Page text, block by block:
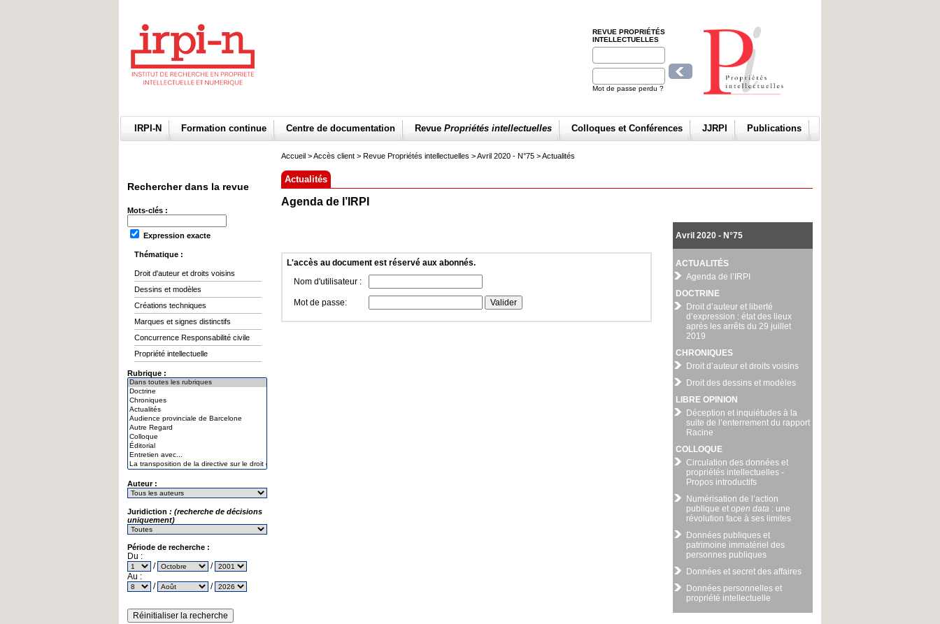
REVUE PROPRIÉTÉS
INTELLECTUELLES
Mot de passe perdu ?
IRPI-N Formation continue Centre de documentation Revue Propriétés intellectuelles Colloques et Conférences JJRPI Publications
Rechercher dans la revue
Mots-clés :
Expression exacte
Thématique :
Droit d'auteur et droits voisins
Dessins et modèles
Créations techniques
Marques et signes distinctifs
Concurrence Responsabilité civile
Propriété intellectuelle
Rubrique :
Auteur :
Juridiction : (recherche de décisions
uniquement)
Période de recherche :
Du :
/
/
Au :
/
/
Accueil >Accès client > Revue Propriétés intellectuelles >Avril 2020 - N°75 >Actualités
Actualités
Agenda de l’IRPI
L'accès au document est réservé aux abonnés.
Nom d'utilisateur :
Mot de passe:
Avril 2020 - N°75
ACTUALITÉS
Agenda de l’IRPI
DOCTRINE
Droit d’auteur et liberté
d’expression : état des lieux
après les arrêts du 29 juillet
2019
CHRONIQUES
Droit d’auteur et droits voisins
Droit des dessins et modèles
LIBRE OPINION
Déception et inquiétudes à la
suite de l’enterrement du rapport
Racine
COLLOQUE
Circulation des données et
propriétés intellectuelles -
Propos introductifs
Numérisation de l’action
publique et open data : une
révolution face à ses limites
Données publiques et
patrimoine immatériel des
personnes publiques
Données et secret des affaires
Données personnelles et
propriété intellectuelle